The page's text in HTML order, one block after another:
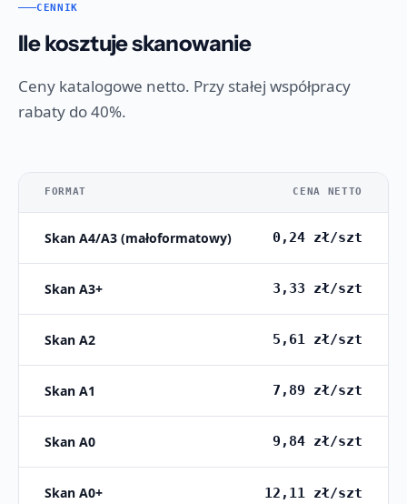
CENNIK
Ile kosztuje skanowanie
Ceny katalogowe netto. Przy stałej współpracy
rabaty do 40%.
FORMAT CENA NETTO
Skan A4/A3 (małoformatowy) 0,24 zł/szt
Skan A3+ 3,33 zł/szt
Skan A2 5,61 zł/szt
Skan A1 7,89 zł/szt
Skan A0 9,84 zł/szt
Skan A0+ 12,11 zł/szt